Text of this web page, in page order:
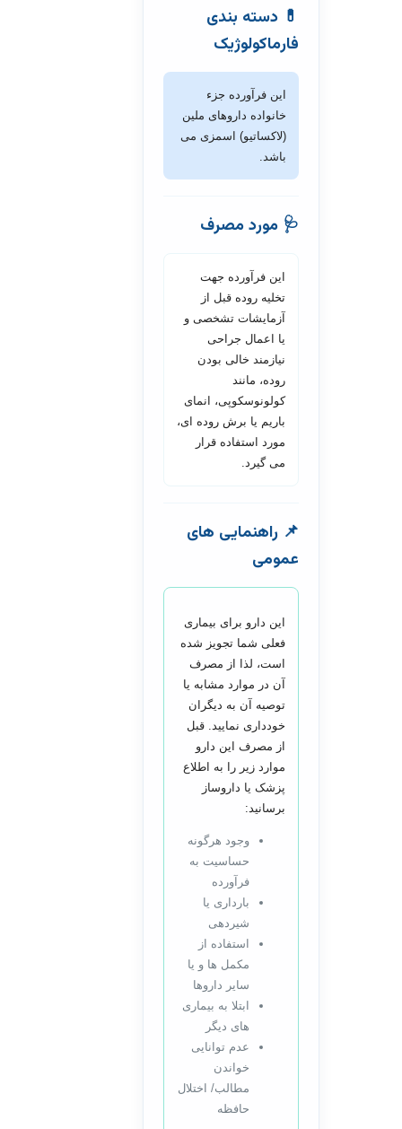
💊 دسته بندی
فارماکولوژیک
این فرآورده جزء
خانواده داروهای ملین
(لاکساتیو) اسمزی می
باشد.
🩺 مورد مصرف
این فرآورده جهت
تخلیه روده قبل از
آزمایشات تشخصی و
یا اعمال جراحی
نیازمند خالی بودن
روده، مانند
کولونوسکوپی، انمای
باریم یا برش روده ای،
مورد استفاده قرار
می گیرد.
📌 راهنمایی های
عمومی
این دارو برای بیماری
فعلی شما تجویز شده
است، لذا از مصرف
آن در موارد مشابه یا
توصیه آن به دیگران
خودداری نمایید. قبل
از مصرف این دارو
موارد زیر را به اطلاع
پزشک یا داروساز
برسانید:
وجود هرگونه
حساسیت به
فرآورده
بارداری یا
شیردهی
استفاده از
مکمل ها و یا
سایر داروها
ابتلا به بیماری
های دیگر
عدم توانایی
خواندن
مطالب/ اختلال
حافظه